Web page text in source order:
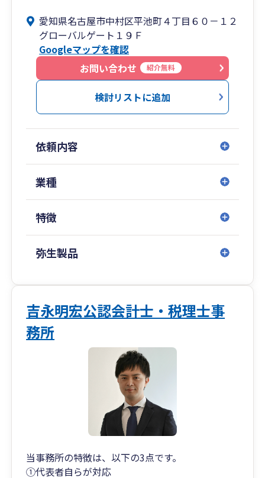
愛知県名古屋市中村区平池町４丁目６０－１２
グローバルゲート１９Ｆ
Googleマップを確認
お問い合わせ
紹介無料
検討リストに追加
依頼内容
業種
特徴
弥生製品
吉永明宏公認会計士・税理士事
務所
当事務所の特徴は、以下の3点です。
①代表者自らが対応